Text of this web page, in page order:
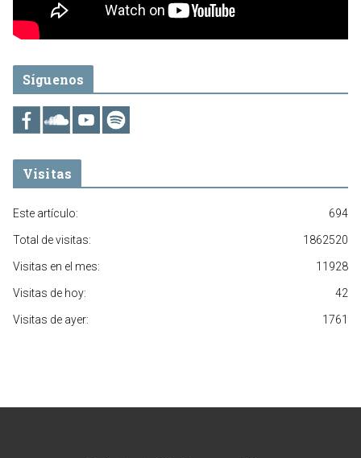
Síguenos
Visitas
694
Este artículo:
1862520
Total de visitas:
11928
Visitas en el mes:
42
Visitas de hoy:
1761
Visitas de ayer: